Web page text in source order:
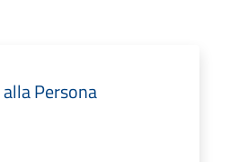
Persona